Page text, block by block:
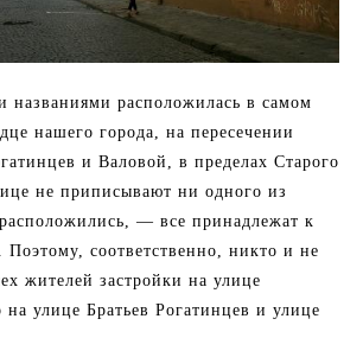
названиями расположилась в самом
нашего города, на пересечении
и Валовой, в пределах Старого
не приписывают ни одного из
— все принадлежат к
Поэтому, соответственно, никто и не
жителей застройки на улице
на улице Братьев Рогатинцев и улице